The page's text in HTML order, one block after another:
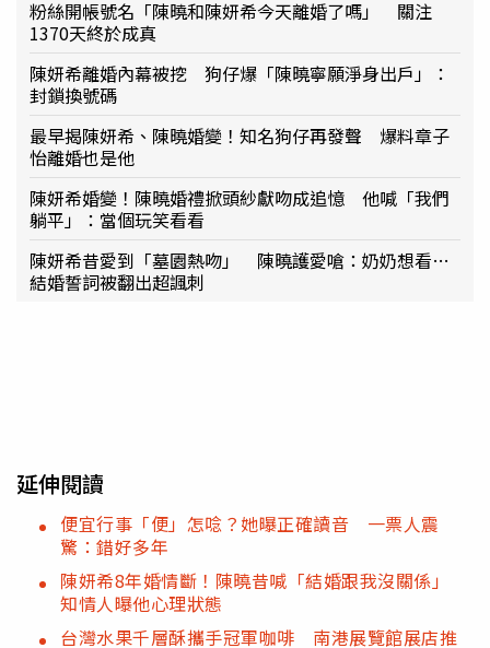
粉絲開帳號名「陳曉和陳妍希今天離婚了嗎」 關注
1370天終於成真
陳妍希離婚內幕被挖 狗仔爆「陳曉寧願淨身出戶」：
封鎖換號碼
最早揭陳妍希、陳曉婚變！知名狗仔再發聲 爆料章子
怡離婚也是他
陳妍希婚變！陳曉婚禮掀頭紗獻吻成追憶 他喊「我們
躺平」：當個玩笑看看
陳妍希昔愛到「墓園熱吻」 陳曉護愛嗆：奶奶想看…
結婚誓詞被翻出超諷刺
延伸閱讀
便宜行事「便」怎唸？她曝正確讀音 一票人震
驚：錯好多年
陳妍希8年婚情斷！陳曉昔喊「結婚跟我沒關係」
知情人曝他心理狀態
台灣水果千層酥攜手冠軍咖啡 南港展覽館展店推